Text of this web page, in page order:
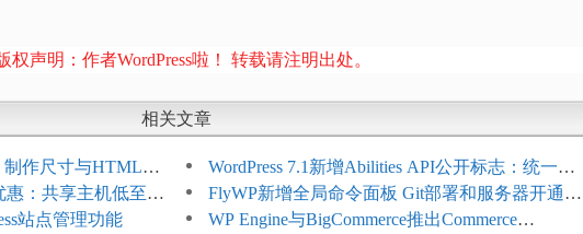
权声明：作者WordPress啦！ 转载请注明出处。
相关文章
制作尺寸与HTML添
WordPress 7.1新增Abilities API公开标志：统一支
持REST API、MCP与AI代理
惠：共享主机低至
扣
FlyWP新增全局命令面板 Git部署和服务器开通更
方便
站点管理功能
WP Engine与BigCommerce推出Commerce